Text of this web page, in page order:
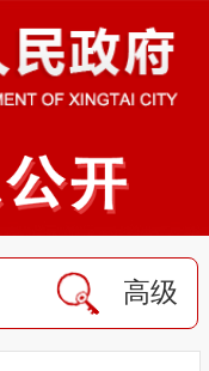
高级